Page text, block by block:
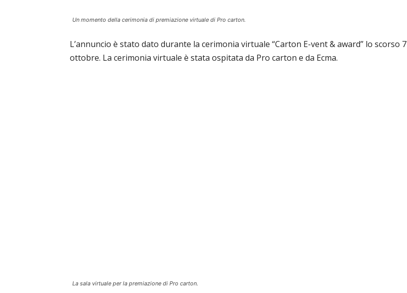
Un momento della cerimonia di premiazione virtuale di Pro carton.
L’annuncio è stato dato durante la cerimonia virtuale “Carton E-vent & award” lo scorso 7
ottobre. La cerimonia virtuale è stata ospitata da Pro carton e da Ecma.
La sala virtuale per la premiazione di Pro carton.